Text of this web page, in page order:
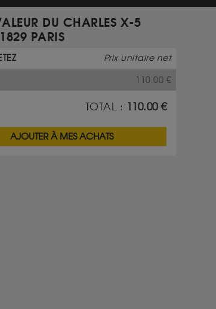
DU CHARLES X-5
PARIS
Prix unitaire net
110.00 €
TOTAL : 110.00€
AJOUTER À MES ACHATS